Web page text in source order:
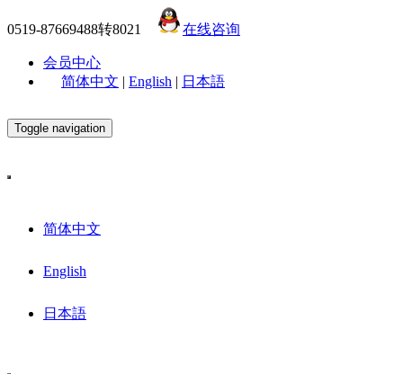
0519-87669488转8021 在线咨询
会员中心
简体中文 | English | 日本語
Toggle navigation
简体中文
English
日本語